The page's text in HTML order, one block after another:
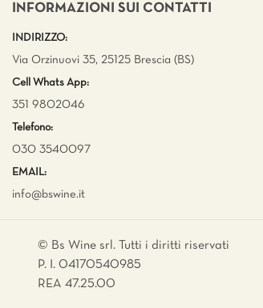
INFORMAZIONI SUI CONTATTI
INDIRIZZO:
Via Orzinuovi 35, 25125 Brescia (BS)
Cell Whats App:
351 9802046
Telefono:
030 3540097
EMAIL:
info@bswine.it
© Bs Wine srl. Tutti i diritti riservati
P. I. 04170540985
REA 47.25.00